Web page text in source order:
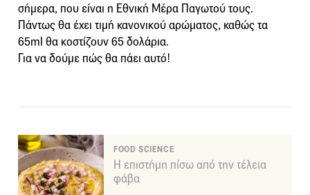
σήμερα, που είναι η Εθνική Μέρα Παγωτού τους.
Πάντως θα έχει τιμή κανονικού αρώματος, καθώς τα
65ml θα κοστίζουν 65 δολάρια.
Για να δούμε πώς θα πάει αυτό!
FOOD SCIENCE
Η επιστήμη πίσω από την τέλεια
φάβα